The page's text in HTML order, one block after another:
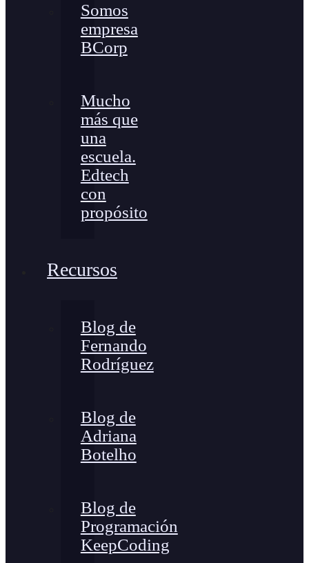
Somos
empresa
BCorp
Mucho
más que
una
escuela.
Edtech
con
propósito
Recursos
Blog de
Fernando
Rodríguez
Blog de
Adriana
Botelho
Blog de
Programación
KeepCoding